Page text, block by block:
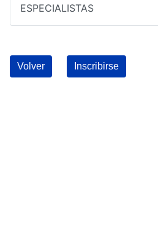
ESPECIALISTAS
Volver Inscribirse